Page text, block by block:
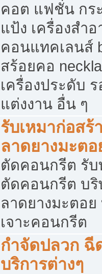
คอต แฟชั่น กระ
แป้ง เครื่องสำ
คอนแทคเลนส์
สร้อยคอ
เครื่องประดับ ร
แต่งงาน อื่น ๆ
รับเหมาก่อส
ลาดยางมะต
ตัดคอนกรีต รับ
ตัดคอนกรีต บริ
ลาดยางมะตอ
เจาะคอนกรีต
กำจัดปลวก ฉี
บริการต่างๆ